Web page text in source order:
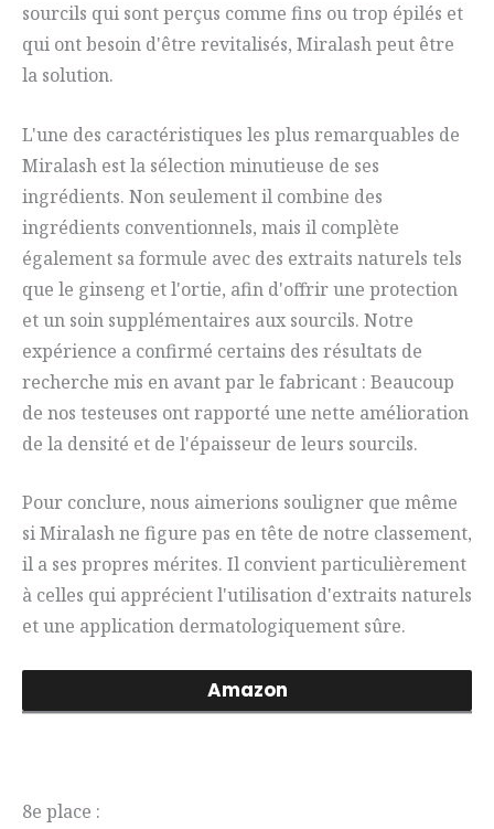
sourcils qui sont perçus comme fins ou trop épilés et
qui ont besoin d'être revitalisés, Miralash peut être
la solution.
L'une des caractéristiques les plus remarquables de
Miralash est la sélection minutieuse de ses
ingrédients. Non seulement il combine des
ingrédients conventionnels, mais il complète
également sa formule avec des extraits naturels tels
que le ginseng et l'ortie, afin d'offrir une protection
et un soin supplémentaires aux sourcils. Notre
expérience a confirmé certains des résultats de
recherche mis en avant par le fabricant : Beaucoup
de nos testeuses ont rapporté une nette amélioration
de la densité et de l'épaisseur de leurs sourcils.
Pour conclure, nous aimerions souligner que même
si Miralash ne figure pas en tête de notre classement,
il a ses propres mérites. Il convient particulièrement
à celles qui apprécient l'utilisation d'extraits naturels
et une application dermatologiquement sûre.
Amazon
8e place :